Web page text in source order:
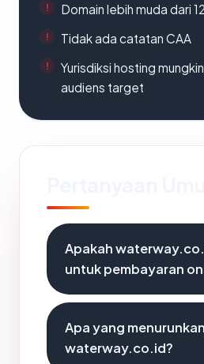
Domain lebih muda dari
Tidak ada catatan CAA
Yurisdiksi hosting
audiens target
Apakah
untuk pembayaran
Apa yang
waterway.co.id?